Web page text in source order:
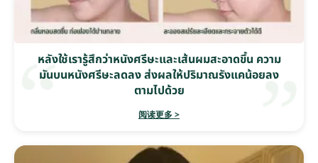
หลังใช้เรารู้สึกว่าหนังศรีษะและเส้นผมสะอาดขึ้น ความ
มันบนหนังศรีษะลดลง ส่งผลให้ปริมาณรังแคน้อยลง
ตามไปด้วย
阅读更多 >